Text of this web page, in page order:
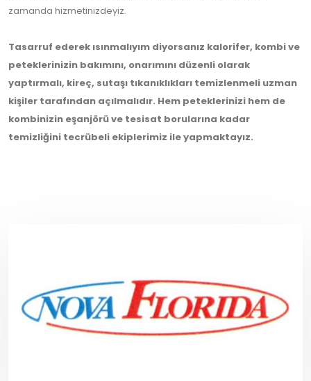
zamanda hizmetinizdeyiz.
Tasarruf ederek ısınmalıyım diyorsanız kalorifer, kombi ve
peteklerinizin bakımını, onarımını düzenli olarak
yaptırmalı, kireç, sutaşı tıkanıklıkları temizlenmeli uzman
kişiler tarafından açılmalıdır. Hem peteklerinizi hem de
kombinizin eşanjörü ve tesisat borularına kadar
temizliğini tecrübeli ekiplerimiz ile yapmaktayız.